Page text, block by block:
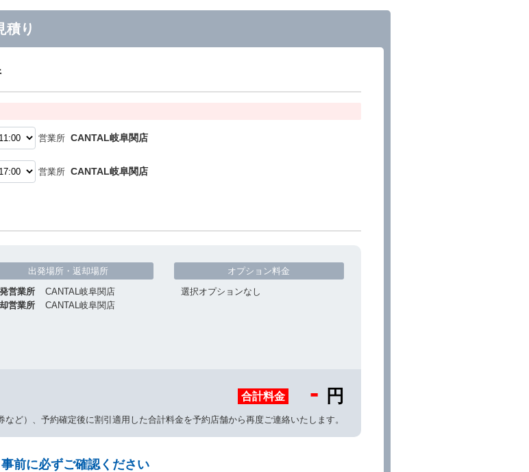
積り
営業所 CANTAL岐阜関店
営業所 CANTAL岐阜関店
出発場所・返却場所
営業所
CANTAL岐阜関店
営業所
CANTAL岐阜関店
オプション料金
選択オプションなし
合計料金 - 円
ど）、予約確定後に割引適用した合計料金を予約店舗から再度ご連絡いたします。
前に必ずご確認ください